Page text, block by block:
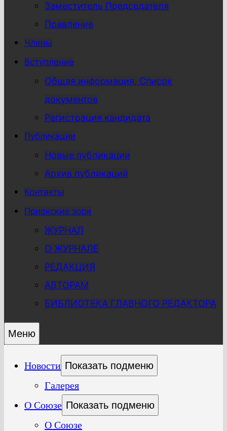
Заместитель Председателя
Правление
Члены
Вступление
Общая информация, Список
документов
Регистрация кандидата
Публикации
Новые публикации
Архив публикаций
Контакты
Приокские зори
ЖУРНАЛ
О ЖУРНАЛЕ
РЕДАКЦИЯ
АВТОРАМ
БИБЛИОТЕКА ГЛАВНОГО РЕДАКТОРА
Меню
Новости Показать подменю
Галерея
О Союзе Показать подменю
О Союзе